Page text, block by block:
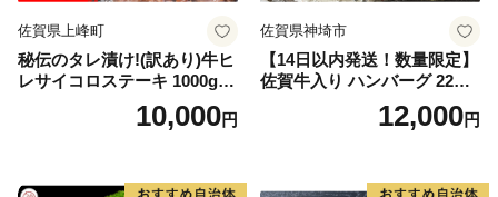
佐賀県上峰町
秘伝のタレ漬け!(訳あり)牛ヒ
レサイコロステーキ 1000g
10,000円
佐賀県神埼市
【14日以内発送！数量限定】
佐賀牛入り ハンバーグ 22個
2.6kg(120g×22個)【佐賀牛
黒毛和牛 ブランド牛 九州 ハ
気】(H083106)
12,000円